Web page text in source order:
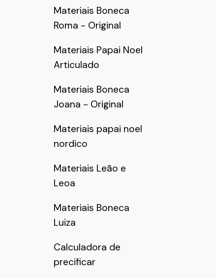
Materiais Boneca
Roma - Original
Materiais Papai Noel
Articulado
Materiais Boneca
Joana - Original
Materiais papai noel
nordico
Materiais Leão e
Leoa
Materiais Boneca
Luiza
Calculadora de
precificar